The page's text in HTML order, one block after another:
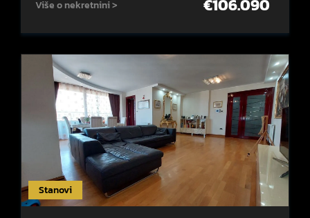
Više o nekretnini > €106.090
Stanovi